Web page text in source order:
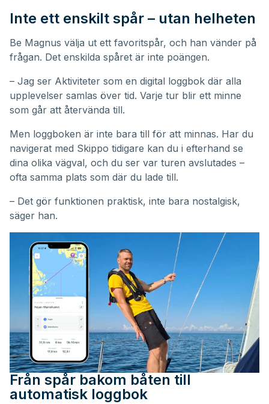
Inte ett enskilt spår – utan helheten
Be Magnus välja ut ett favoritspår, och han vänder på
frågan. Det enskilda spåret är inte poängen.
– Jag ser Aktiviteter som en digital loggbok där alla
upplevelser samlas över tid. Varje tur blir ett minne
som går att återvända till.
Men loggboken är inte bara till för att minnas. Har du
navigerat med Skippo tidigare kan du i efterhand se
dina olika vägval, och du ser var turen avslutades –
ofta samma plats som där du lade till.
– Det gör funktionen praktisk, inte bara nostalgisk,
säger han.
Från spår bakom båten till
automatisk loggbok